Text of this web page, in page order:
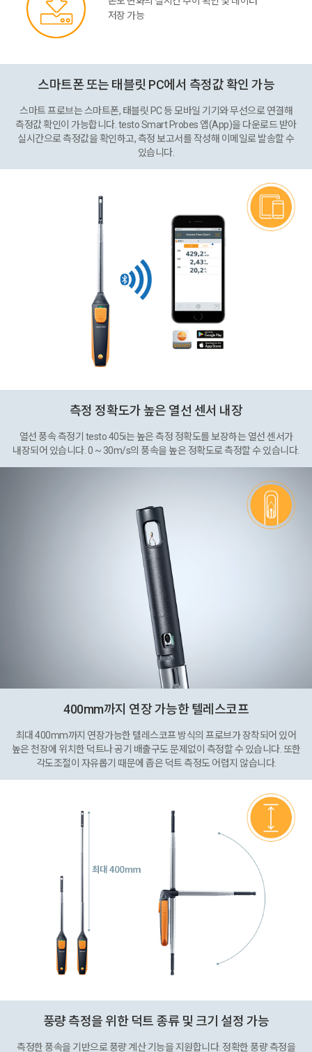
저장 가능
스마트폰 또는 태블릿 PC에서 측정값 확인 가능
스마트 프로브는 스마트폰, 태블릿 PC 등 모바일 기기와 무선으로 연결해
측정값 확인이 가능합니다. testo Smart Probes 앱(App)을 다운로드 받아
실시간으로 측정값을 확인하고, 측정 보고서를 작성해 이메일로 발송할 수
있습니다.
측정 정확도가 높은 열선 센서 내장
열선 풍속 측정기 testo 405i는 높은 측정 정확도를 보장하는 열선 센서가
내장되어 있습니다. 0 ~ 30m/s의 풍속을 높은 정확도로 측정할 수 있습니다.
400mm까지 연장 가능한 텔레스코프
최대 400mm까지 연장가능한 텔레스코프 방식의 프로브가 장착되어 있어
높은 천장에 위치한 덕트나 공기 배출구도 문제없이 측정할 수 있습니다. 또한
각도조절이 자유롭기 때문에 좁은 덕트 측정도 어렵지 않습니다.
풍량 측정을 위한 덕트 종류 및 크기 설정 가능
측정한 풍속을 기반으로 풍량 계산 기능을 지원합니다. 정확한 풍량 측정을